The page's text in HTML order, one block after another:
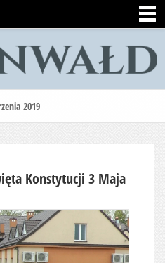
2019
Konstytucji 3 Maja